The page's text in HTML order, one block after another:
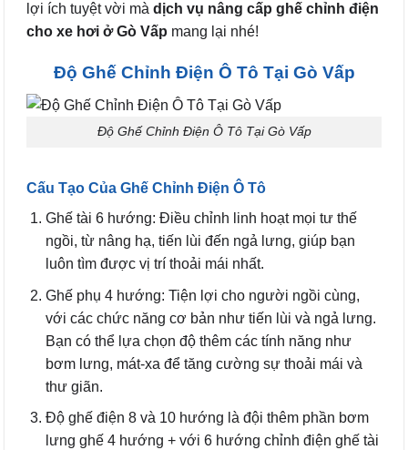
lợi ích tuyệt vời mà dịch vụ nâng cấp ghế chỉnh điện
cho xe hơi ở Gò Vấp mang lại nhé!
Độ Ghế Chỉnh Điện Ô Tô Tại Gò Vấp
Độ Ghế Chỉnh Điện Ô Tô Tại Gò Vấp
Cấu Tạo Của Ghế Chỉnh Điện Ô Tô
Ghế tài 6 hướng: Điều chỉnh linh hoạt mọi tư thế
ngồi, từ nâng hạ, tiến lùi đến ngả lưng, giúp bạn
luôn tìm được vị trí thoải mái nhất.
Ghế phụ 4 hướng: Tiện lợi cho người ngồi cùng,
với các chức năng cơ bản như tiến lùi và ngả lưng.
Bạn có thể lựa chọn độ thêm các tính năng như
bơm lưng, mát-xa để tăng cường sự thoải mái và
thư giãn.
Độ ghế điện 8 và 10 hướng là đội thêm phần bơm
lưng ghế 4 hướng + với 6 hướng chỉnh điện ghế tài